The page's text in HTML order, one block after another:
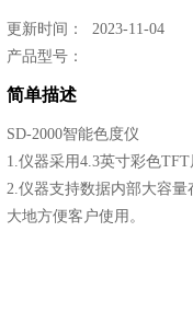
更新时间： 2023-11-04
产品型号：
简单描述
SD-2000智能色度仪
1.仪器采用4.3英寸彩色
2.仪器支持数据内部大容
大地方便客户使用。